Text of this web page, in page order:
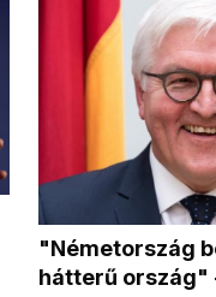
"Németország
hátterű ország"